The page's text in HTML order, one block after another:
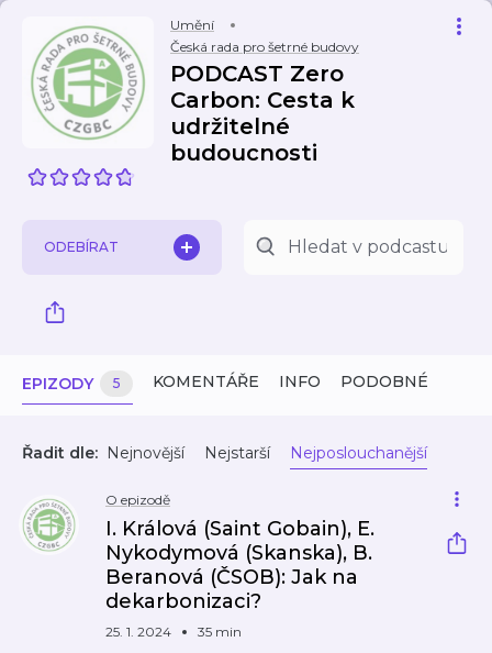
Umění
Česká rada pro šetrné budovy
PODCAST Zero
Carbon: Cesta k
udržitelné
budoucnosti
ODEBÍRAT
EPIZODY 5 KOMENTÁŘE INFO PODOBNÉ
Řadit dle: Nejnovější Nejstarší Nejposlouchanější
O epizodě
I. Králová (Saint Gobain), E.
Nykodymová (Skanska), B.
Beranová (ČSOB): Jak na
dekarbonizaci?
25. 1. 2024 35 min